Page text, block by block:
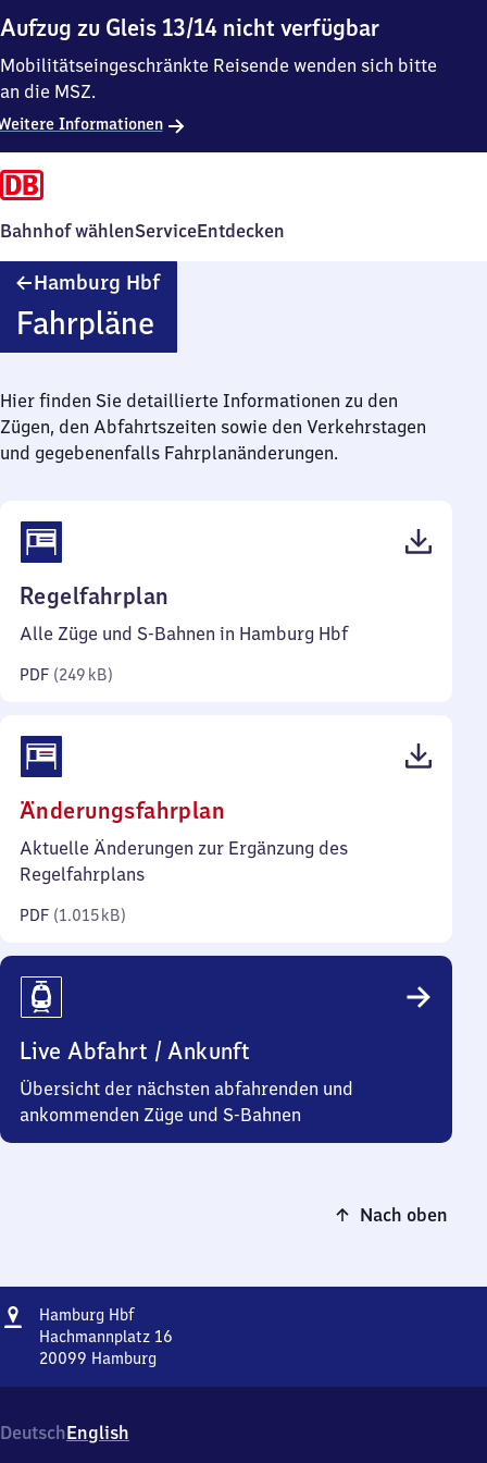
Aufzug zu Gleis 13/14 nicht verfügbar
Mobilitätseingeschränkte Reisende wenden sich bitte
an die MSZ.
Informationen
Bahnhof wählenServiceEntdecken
Hamburg HbfHamburg
Fahrpläne
Hier finden Sie detaillierte Informationen zu den
Zügen, den Abfahrtszeiten sowie den Verkehrstagen
und gegebenenfalls Fahrplanänderungen.
Regelfahrplan
249
Alle Züge und S-Bahnen in Hamburg Hbf
PDF (249 kB)
Änderungsfahrplan
1.015
Aktuelle Änderungen zur Ergänzung des
Regelfahrplans
PDF (1.015 kB)
Live Abfahrt / Ankunft
Übersicht der nächsten abfahrenden und
ankommenden Züge und S-Bahnen
Nach oben
Adresse
Hamburg HbfHamburg
Hauptbahnhof
Hachmannplatz 16
20099 Hamburg
Hachmannplatz
16,
DeutschEnglish